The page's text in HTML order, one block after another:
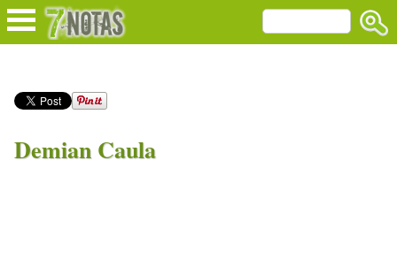
Demian Caula